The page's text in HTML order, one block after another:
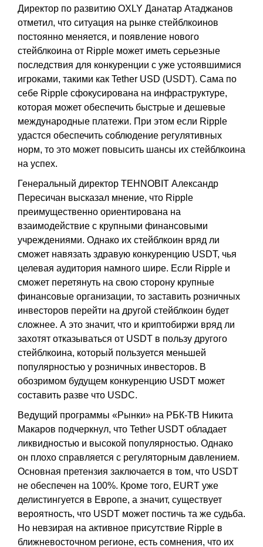
Директор по развитию OXLY Данатар Атаджанов
отметил, что ситуация на рынке стейблкоинов
постоянно меняется, и появление нового
стейблкоина от Ripple может иметь серьезные
последствия для конкуренции с уже устоявшимися
игроками, такими как Tether USD (USDT). Сама по
себе Ripple сфокусирована на инфраструктуре,
которая может обеспечить быстрые и дешевые
международные платежи. При этом если Ripple
удастся обеспечить соблюдение регулятивных
норм, то это может повысить шансы их стейблкоина
на успех.
Генеральный директор TEHNOBIT Александр
Пересичан высказал мнение, что Ripple
преимущественно ориентирована на
взаимодействие с крупными финансовыми
учреждениями. Однако их стейблкоин вряд ли
сможет навязать здравую конкуренцию USDT, чья
целевая аудитория намного шире. Если Ripple и
сможет перетянуть на свою сторону крупные
финансовые организации, то заставить розничных
инвесторов перейти на другой стейблкоин будет
сложнее. А это значит, что и криптобиржи вряд ли
захотят отказываться от USDT в пользу другого
стейблкоина, который пользуется меньшей
популярностью у розничных инвесторов. В
обозримом будущем конкуренцию USDT может
составить разве что USDC.
Ведущий программы «Рынки» на РБК-ТВ Никита
Макаров подчеркнул, что Tether USDT обладает
ликвидностью и высокой популярностью. Однако
он плохо справляется с регуляторным давлением.
Основная претензия заключается в том, что USDT
не обеспечен на 100%. Кроме того, EURT уже
делистингуется в Европе, а значит, существует
вероятность, что USDT может постичь та же судьба.
Но невзирая на активное присутствие Ripple в
ближневосточном регионе, есть сомнения, что их